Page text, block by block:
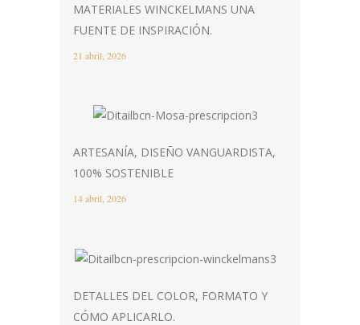
MATERIALES WINCKELMANS UNA
FUENTE DE INSPIRACIÓN.
21 abril, 2026
ARTESANÍA, DISEÑO VANGUARDISTA,
100% SOSTENIBLE
14 abril, 2026
DETALLES DEL COLOR, FORMATO Y
CÓMO APLICARLO.